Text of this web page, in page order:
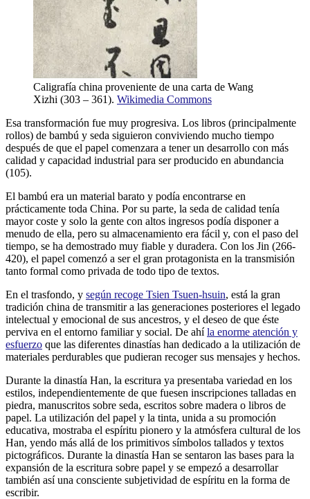
Caligrafía china proveniente de una carta de Wang
Xizhi (303 – 361). Wikimedia Commons
Esa transformación fue muy progresiva. Los libros (principalmente
rollos) de bambú y seda siguieron conviviendo mucho tiempo
después de que el papel comenzara a tener un desarrollo con más
calidad y capacidad industrial para ser producido en abundancia
(105).
El bambú era un material barato y podía encontrarse en
prácticamente toda China. Por su parte, la seda de calidad tenía
mayor coste y solo la gente con altos ingresos podía disponer a
menudo de ella, pero su almacenamiento era fácil y, con el paso del
tiempo, se ha demostrado muy fiable y duradera. Con los Jin (266-
420), el papel comenzó a ser el gran protagonista en la transmisión
tanto formal como privada de todo tipo de textos.
En el trasfondo, y según recoge Tsien Tsuen-hsuin, está la gran
tradición china de transmitir a las generaciones posteriores el legado
intelectual y emocional de sus ancestros, y el deseo de que éste
perviva en el entorno familiar y social. De ahíla enorme atención y
esfuerzo que las diferentes dinastías han dedicado a la utilización de
materiales perdurables que pudieran recoger sus mensajes y hechos.
Durante la dinastía Han, la escritura ya presentaba variedad en los
estilos, independientemente de que fuesen inscripciones talladas en
piedra, manuscritos sobre seda, escritos sobre madera o libros de
papel. La utilización del papel y la tinta, unida a su promoción
educativa, mostraba el espíritu pionero y la atmósfera cultural de los
Han, yendo más allá de los primitivos símbolos tallados y textos
pictográficos. Durante la dinastía Han se sentaron las bases para la
expansión de la escritura sobre papel y se empezó a desarrollar
también así una consciente subjetividad de espíritu en la forma de
escribir.